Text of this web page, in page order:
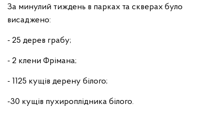
За минулий тиждень в парках та скверах було
висаджено:
- 25 дерев грабу;
- 2 клени Фрімана;
- 1125 кущів дерену білого;
-30 кущів пухироплідника білого.